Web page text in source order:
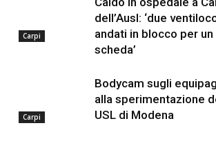
Carpi
dell’Ausl: ‘due
andati in blocco per
scheda’
Carpi
Bodycam sugli
alla sperimentazione
USL di Modena